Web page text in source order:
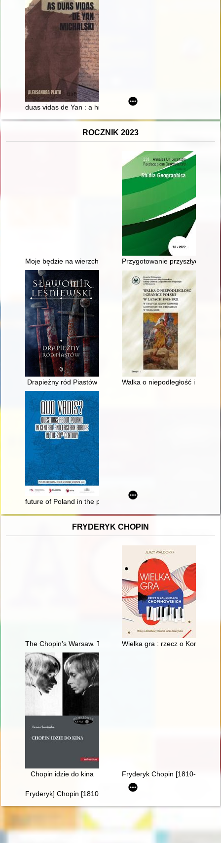
duas vidas de Yan : a história de Jan Majzner-Michalski
ROCZNIK 2023
Moje będzie na wierzchu : z powstania warszawskiego 1944
Przygotowanie przyszłych
Drapieżny ród Piastów Walka o niepodległość i
future of Poland in the political thought of Piłsudski's followers
FRYDERYK CHOPIN
The Chopin's Warsaw. The Chopin's addresses in Warsaw
Wielka gra : rzecz o
Chopin idzie do kina Fryderyk Chopin [1810-1849].
Fryderyk] Chopin [1810-1849] i George Sand [1804-1876]